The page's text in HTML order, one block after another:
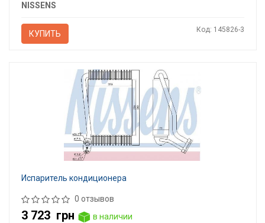
NISSENS
КУПИТЬ Код: 145826-3
Испаритель кондиционера
0 отзывов
3 723 грн
в наличии